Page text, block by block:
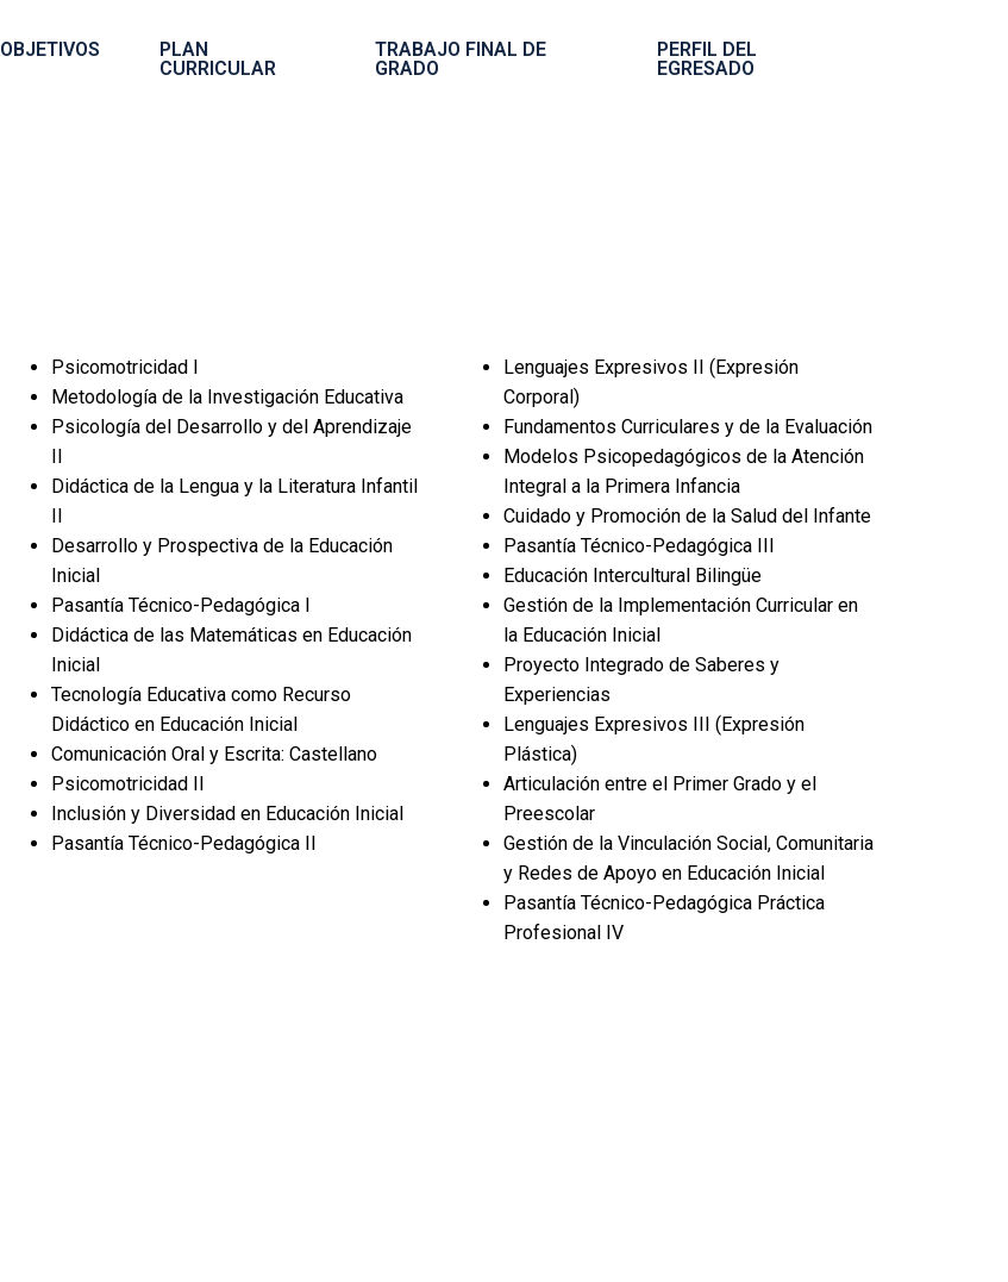
OBJETIVOS
PLAN
CURRICULAR
TRABAJO FINAL DE
GRADO
PERFIL DEL
EGRESADO
Psicomotricidad I
Metodología de la Investigación Educativa
Psicología del Desarrollo y del Aprendizaje
II
Didáctica de la Lengua y la Literatura Infantil
II
Desarrollo y Prospectiva de la Educación
Inicial
Pasantía Técnico-Pedagógica I
Didáctica de las Matemáticas en Educación
Inicial
Tecnología Educativa como Recurso
Didáctico en Educación Inicial
Comunicación Oral y Escrita: Castellano
Psicomotricidad II
Inclusión y Diversidad en Educación Inicial
Pasantía Técnico-Pedagógica II
Lenguajes Expresivos II (Expresión
Corporal)
Fundamentos Curriculares y de la Evaluación
Modelos Psicopedagógicos de la Atención
Integral a la Primera Infancia
Cuidado y Promoción de la Salud del Infante
Pasantía Técnico-Pedagógica III
Educación Intercultural Bilingüe
Gestión de la Implementación Curricular en
la Educación Inicial
Proyecto Integrado de Saberes y
Experiencias
Lenguajes Expresivos III (Expresión
Plástica)
Articulación entre el Primer Grado y el
Preescolar
Gestión de la Vinculación Social, Comunitaria
y Redes de Apoyo en Educación Inicial
Pasantía Técnico-Pedagógica Práctica
Profesional IV